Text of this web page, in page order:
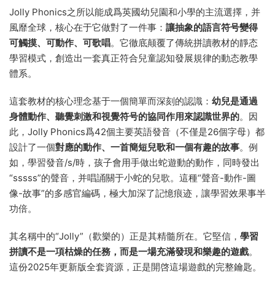
Jolly Phonics之所以能成爲英國幼兒園和小學的主流選擇，并
風靡全球，核心在于它做對了一件事：​ 讓抽象的語言符号變得
可觸摸、可動作、可歌唱。它徹底颠覆了傳統拼讀教材的靜态
學習模式，創造出一套真正符合兒童認知發展規律的動态教學
體系。
這套教材的核心理念基于一個簡單而深刻的認識：​ 幼兒是通過
身體動作、聽覺刺激和視覺符号的協同作用來認識世界的。因
此，Jolly Phonics爲42個主要英語發音（不僅是26個字母）都
設計了一個對應的動作、一首簡短兒歌和一個有趣的故事。例
如，學習發音/s/時，孩子會用手做出蛇遊動的動作，同時發出
“sssss”的聲音，并唱誦關于小蛇的兒歌。這種“聲音-動作-圖
像-故事”的多感官編碼，極大加深了記憶痕迹，讓學習效果事半
功倍。
其名稱中的“Jolly”（歡樂的）正是其精髓所在。它堅信，​ 學習
拼讀不是一項枯燥的任務，而是一場充滿發現和樂趣的遊戲。
這份2025年更新版全套資源，正是開啓這場遊戲的完整鑰匙。